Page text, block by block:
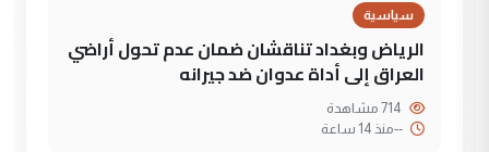
سياسية
الرياض وبغداد تناقشان ضمان عدم تحول أراضي
العراق إلى أداة عدوان ضد جيرانه
--منذ 14 ساعة